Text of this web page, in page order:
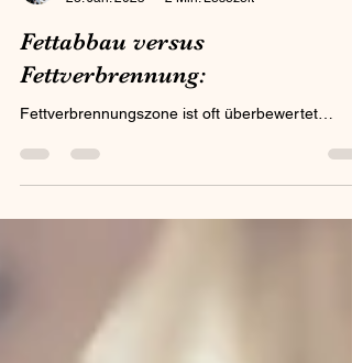
23. Jan. 2025
2 Min. Lesezeit
Fettabbau versus
Fettverbrennung:
Fettverbrennungszone ist oft überbewertet…